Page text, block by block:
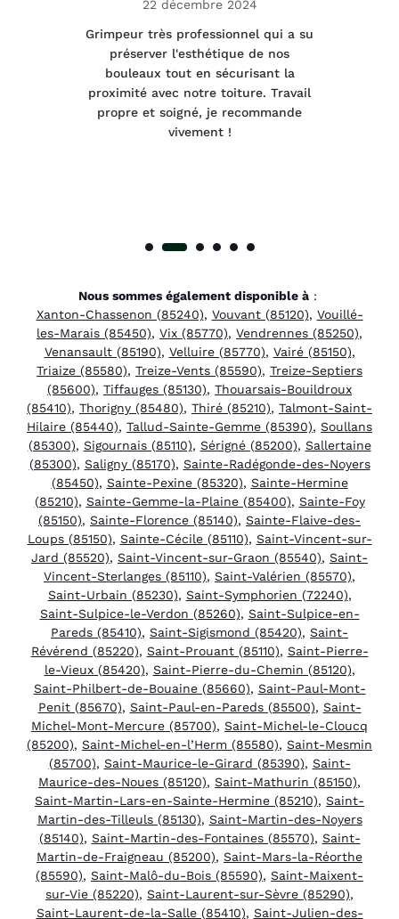
22 décembre 2024
Grimpeur très professionnel qui a su
préserver l'esthétique de nos
bouleaux tout en sécurisant la
proximité avec notre toiture. Travail
propre et soigné, je recommande
vivement !
Nous sommes également disponible à:
Xanton-Chassenon (85240), Vouvant (85120), Vouillé-
les-Marais (85450), Vix (85770), Vendrennes (85250),
Venansault (85190), Velluire (85770), Vairé (85150),
Triaize (85580), Treize-Vents (85590), Treize-Septiers
(85600), Tiffauges (85130), Thouarsais-Bouildroux
(85410), Thorigny (85480), Thiré (85210), Talmont-Saint-
Hilaire (85440), Tallud-Sainte-Gemme (85390), Soullans
(85300), Sigournais (85110), Sérigné (85200), Sallertaine
(85300), Saligny (85170), Sainte-Radégonde-des-Noyers
(85450), Sainte-Pexine (85320), Sainte-Hermine
(85210), Sainte-Gemme-la-Plaine (85400), Sainte-Foy
(85150), Sainte-Florence (85140), Sainte-Flaive-des-
Loups (85150), Sainte-Cécile (85110), Saint-Vincent-sur-
Jard (85520), Saint-Vincent-sur-Graon (85540), Saint-
Vincent-Sterlanges (85110), Saint-Valérien (85570),
Saint-Urbain (85230), Saint-Symphorien (72240),
Saint-Sulpice-le-Verdon (85260), Saint-Sulpice-en-
Pareds (85410), Saint-Sigismond (85420), Saint-
Révérend (85220), Saint-Prouant (85110), Saint-Pierre-
le-Vieux (85420), Saint-Pierre-du-Chemin (85120),
Saint-Philbert-de-Bouaine (85660), Saint-Paul-Mont-
Penit (85670), Saint-Paul-en-Pareds (85500), Saint-
Michel-Mont-Mercure (85700), Saint-Michel-le-Cloucq
(85200), Saint-Michel-en-l’Herm (85580), Saint-Mesmin
(85700), Saint-Maurice-le-Girard (85390), Saint-
Maurice-des-Noues (85120), Saint-Mathurin (85150),
Saint-Martin-Lars-en-Sainte-Hermine (85210), Saint-
Martin-des-Tilleuls (85130), Saint-Martin-des-Noyers
(85140), Saint-Martin-des-Fontaines (85570), Saint-
Martin-de-Fraigneau (85200), Saint-Mars-la-Réorthe
(85590), Saint-Malô-du-Bois (85590), Saint-Maixent-
sur-Vie (85220), Saint-Laurent-sur-Sèvre (85290),
Saint-Laurent-de-la-Salle (85410), Saint-Julien-des-